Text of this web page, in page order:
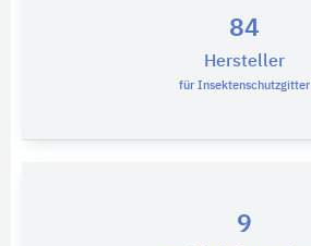
84
Hersteller
für Insektenschutzgitter
9